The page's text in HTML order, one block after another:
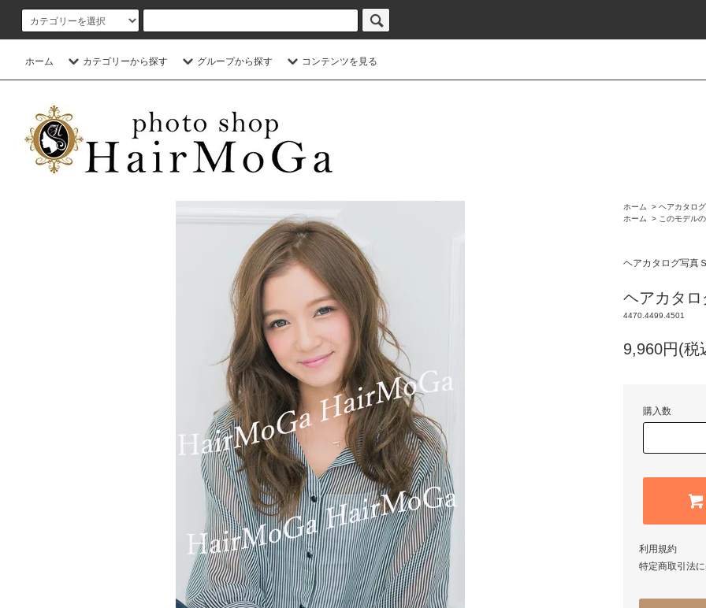
ホーム カテゴリーから探す グループから探す コンテンツを見る
ホーム > ヘアカタロ
ホーム
> このモデル
ヘアカタログ写真
ヘアカタ
4470.4499.4501
9,960円(税
購入数
利用規約
特定商取引法